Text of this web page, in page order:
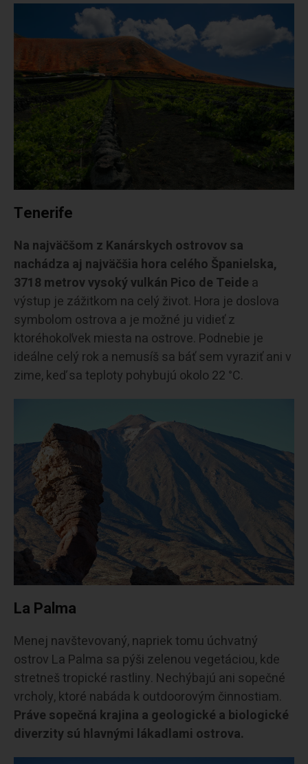
Tenerife
Na najväčšom z Kanárskych ostrovov sa
nachádza aj najväčšia hora celého Španielska,
3718 metrov vysoký vulkán Pico de Teide a
výstup je zážitkom na celý život. Hora je doslova
symbolom ostrova a je možné ju vidieť z
ktoréhokoľvek miesta na ostrove. Podnebie je
ideálne celý rok a nemusíš sa báť sem vyraziť ani v
zime, keď sa teploty pohybujú okolo 22 °C.
La Palma
Menej navštevovaný, napriek tomu úchvatný
ostrov La Palma sa pýši zelenou vegetáciou, kde
stretneš tropické rastliny. Nechýbajú ani sopečné
vrcholy, ktoré nabáda k outdoorovým činnostiam.
Práve sopečná krajina a geologické a biologické
diverzity sú hlavnými lákadlami ostrova.